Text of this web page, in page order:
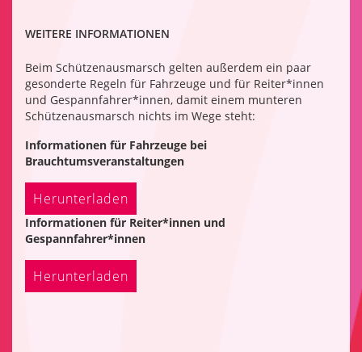
WEITERE INFORMATIONEN
Beim Schützenausmarsch gelten außerdem ein paar
gesonderte Regeln für Fahrzeuge und für Reiter*innen
und Gespannfahrer*innen, damit einem munteren
Schützenausmarsch nichts im Wege steht:
Informationen für Fahrzeuge bei
Brauchtumsveranstaltungen
Herunterladen
Informationen für Reiter*innen und
Gespannfahrer*innen
Herunterladen